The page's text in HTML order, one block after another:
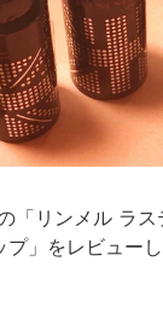
「リンメル ラ
プ」をレビュー